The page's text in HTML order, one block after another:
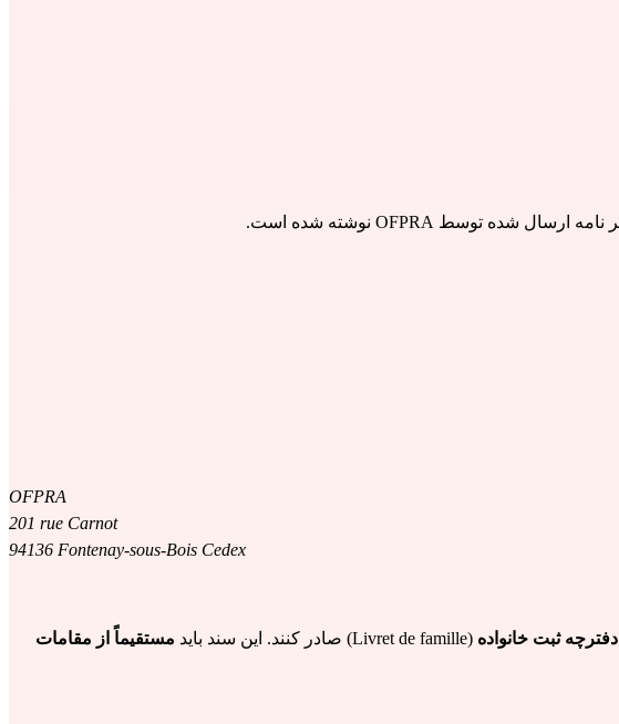
OFPRA
201 rue Carnot
94136 Fontenay-sous-Bois Cedex
دفترچه ثبت خانواده (Livret de famille) صادر کنند. این سند باید